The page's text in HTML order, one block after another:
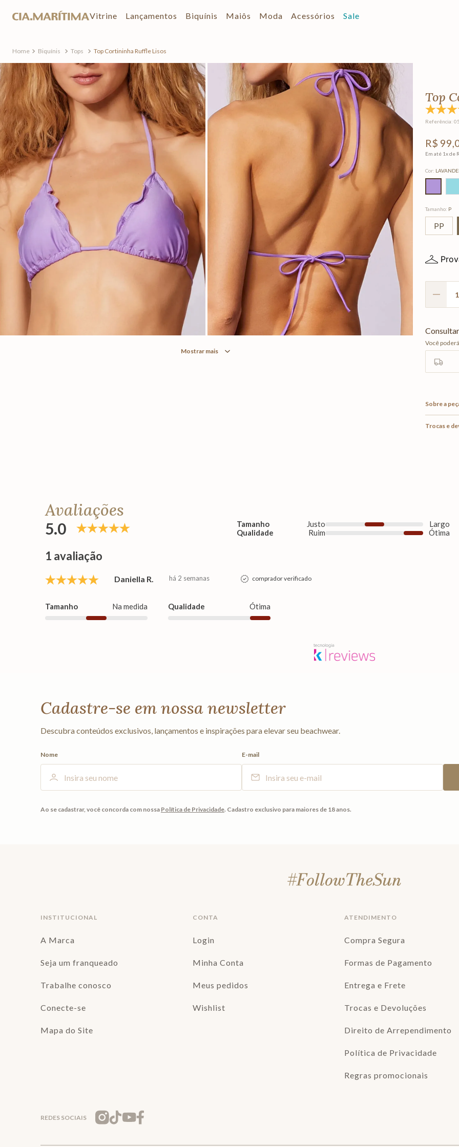
Vitrine Lançamentos Biquínis Maiôs Moda Acessórios Sale
Biquínis Tops Top Cortininha Ruffle Lisos
Mostrar mais
Top
Referência:
R$ 99,
Em até 1x de
Cor:
Tamanho: P
PP
Sobre a
Trocas e
Avaliações
5.0 Tamanho Justo
Largo
Qualidade
Ruim Ótima
1 avaliação
Daniella R. há 2 semanas comprador verificado
Tamanho Na medida Qualidade Ótima
Cadastre-se em nossa newsletter
Descubra conteúdos exclusivos, lançamentos e inspirações para elevar seu beachwear.
Nome E-mail
Ao se cadastrar, você concorda com nossa Política de Privacidade. Cadastro exclusivo para maiores de 18 anos.
INSTITUCIONAL
A Marca
Seja um franqueado
Trabalhe conosco
Conecte-se
Mapa do Site
CONTA
Login
Minha Conta
Meus pedidos
Wishlist
ATENDIMENTO
Compra Segura
Formas de Pagamento
Entrega e Frete
Trocas e Devoluções
Direito de Arrependimento
Política de Privacidade
Regras promocionais
REDES SOCIAIS